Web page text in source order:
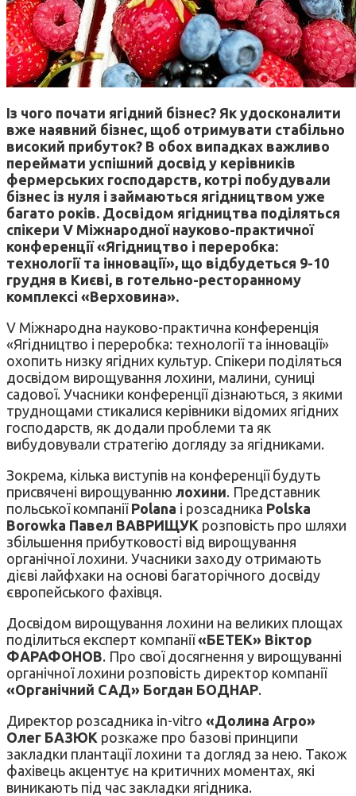
Із чого почати ягідний бізнес? Як удосконалити
вже наявний бізнес, щоб отримувати стабільно
високий прибуток? В обох випадках важливо
переймати успішний досвід у керівників
фермерських господарств, котрі побудували
бізнес із нуля і займаються ягідництвом уже
багато років. Досвідом ягідництва поділяться
спікери V Міжнародної науково-практичної
конференції «Ягідництво і переробка:
технології та інновації», що відбудеться 9-10
грудня в Києві, в готельно-ресторанному
комплексі «Верховина».
V Міжнародна науково-практична конференція
«Ягідництво і переробка: технології та інновації»
охопить низку ягідних культур. Спікери поділяться
досвідом вирощування лохини, малини, суниці
садової. Учасники конференції дізнаються, з якими
труднощами стикалися керівники відомих ягідних
господарств, як додали проблеми та як
вибудовували стратегію догляду за ягідниками.
Зокрема, кілька виступів на конференції будуть
присвячені вирощуванню лохини. Представник
польської компанії Polana і розсадника Polska
Borowka Павел ВАВРИЩУК розповість про шляхи
збільшення прибутковості від вирощування
органічної лохини. Учасники заходу отримають
дієві лайфхаки на основі багаторічного досвіду
європейського фахівця.
Досвідом вирощування лохини на великих площах
поділиться експерт компанії«БЕТЕК» Віктор
ФАРАФОНОВ. Про свої досягнення у вирощуванні
органічної лохини розповість директор компанії
«Органічний САД» Богдан БОДНАР.
Директор розсадника in-vitro «Долина Агро»
Олег БАЗЮК розкаже про базові принципи
закладки плантації лохини та догляд за нею. Також
фахівець акцентує на критичних моментах, які
виникають під час закладки ягідника.